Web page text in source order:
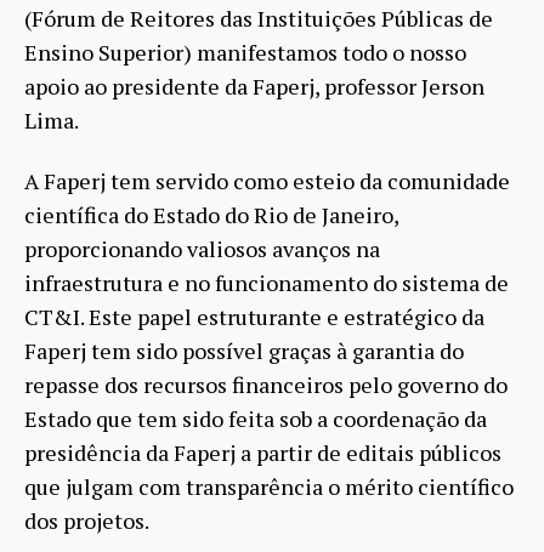
(Fórum de Reitores das Instituições Públicas de
Ensino Superior) manifestamos todo o nosso
apoio ao presidente da Faperj, professor Jerson
Lima.
A Faperj tem servido como esteio da comunidade
científica do Estado do Rio de Janeiro,
proporcionando valiosos avanços na
infraestrutura e no funcionamento do sistema de
CT&I. Este papel estruturante e estratégico da
Faperj tem sido possível graças à garantia do
repasse dos recursos financeiros pelo governo do
Estado que tem sido feita sob a coordenação da
presidência da Faperj a partir de editais públicos
que julgam com transparência o mérito científico
dos projetos.